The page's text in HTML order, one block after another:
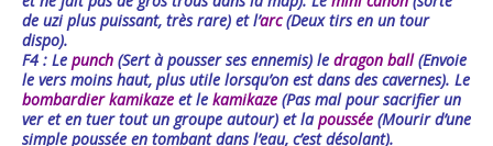
de uzi plus puissant, très rare) et l’arc (Deux tirs en un tour
dispo).
F4 : Le punch (Sert à pousser ses ennemis) le dragon ball (Envoie
le vers moins haut, plus utile lorsqu’on est dans des cavernes). Le
bombardier kamikaze et le kamikaze (Pas mal pour sacrifier un
ver et en tuer tout un groupe autour) et lapoussée (Mourir d’une
simple poussée en tombant dans l’eau, c’est désolant).